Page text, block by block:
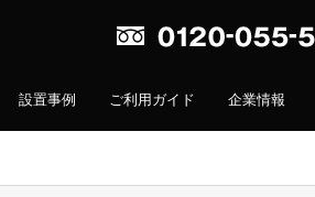
設置事例 ご利用ガイド 企業情報